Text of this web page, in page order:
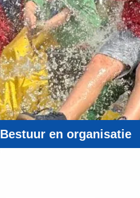
Bestuur en organisatie